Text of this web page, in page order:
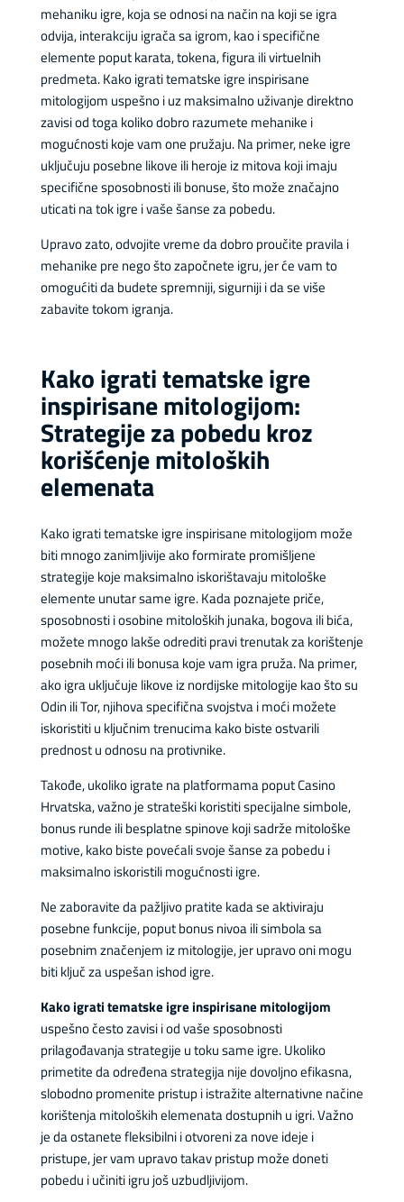
mehaniku igre, koja se odnosi na način na koji se igra
odvija, interakciju igrača sa igrom, kao i specifične
elemente poput karata, tokena, figura ili virtuelnih
predmeta. Kako igrati tematske igre inspirisane
mitologijom uspešno i uz maksimalno uživanje direktno
zavisi od toga koliko dobro razumete mehanike i
mogućnosti koje vam one pružaju. Na primer, neke igre
uključuju posebne likove ili heroje iz mitova koji imaju
specifične sposobnosti ili bonuse, što može značajno
uticati na tok igre i vaše šanse za pobedu.
Upravo zato, odvojite vreme da dobro proučite pravila i
mehanike pre nego što započnete igru, jer će vam to
omogućiti da budete spremniji, sigurniji i da se više
zabavite tokom igranja.
Kako igrati tematske igre
inspirisane mitologijom:
Strategije za pobedu kroz
korišćenje mitoloških
elemenata
Kako igrati tematske igre inspirisane mitologijom može
biti mnogo zanimljivije ako formirate promišljene
strategije koje maksimalno iskorištavaju mitološke
elemente unutar same igre. Kada poznajete priče,
sposobnosti i osobine mitoloških junaka, bogova ili bića,
možete mnogo lakše odrediti pravi trenutak za korištenje
posebnih moći ili bonusa koje vam igra pruža. Na primer,
ako igra uključuje likove iz nordijske mitologije kao što su
Odin ili Tor, njihova specifična svojstva i moći možete
iskoristiti u ključnim trenucima kako biste ostvarili
prednost u odnosu na protivnike.
Takođe, ukoliko igrate na platformama poput Casino
Hrvatska, važno je strateški koristiti specijalne simbole,
bonus runde ili besplatne spinove koji sadrže mitološke
motive, kako biste povećali svoje šanse za pobedu i
maksimalno iskoristili mogućnosti igre.
Ne zaboravite da pažljivo pratite kada se aktiviraju
posebne funkcije, poput bonus nivoa ili simbola sa
posebnim značenjem iz mitologije, jer upravo oni mogu
biti ključ za uspešan ishod igre.
Kako igrati tematske igre inspirisane mitologijom
uspešno često zavisi i od vaše sposobnosti
prilagođavanja strategije u toku same igre. Ukoliko
primetite da određena strategija nije dovoljno efikasna,
slobodno promenite pristup i istražite alternativne načine
korištenja mitoloških elemenata dostupnih u igri. Važno
je da ostanete fleksibilni i otvoreni za nove ideje i
pristupe, jer vam upravo takav pristup može doneti
pobedu i učiniti igru još uzbudljivijom.